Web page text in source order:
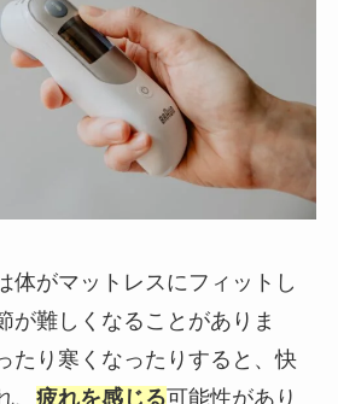
体がマットレスにフィットし
が難しくなることがありま
たり寒くなったりすると、快
疲れを感じる可能性があり